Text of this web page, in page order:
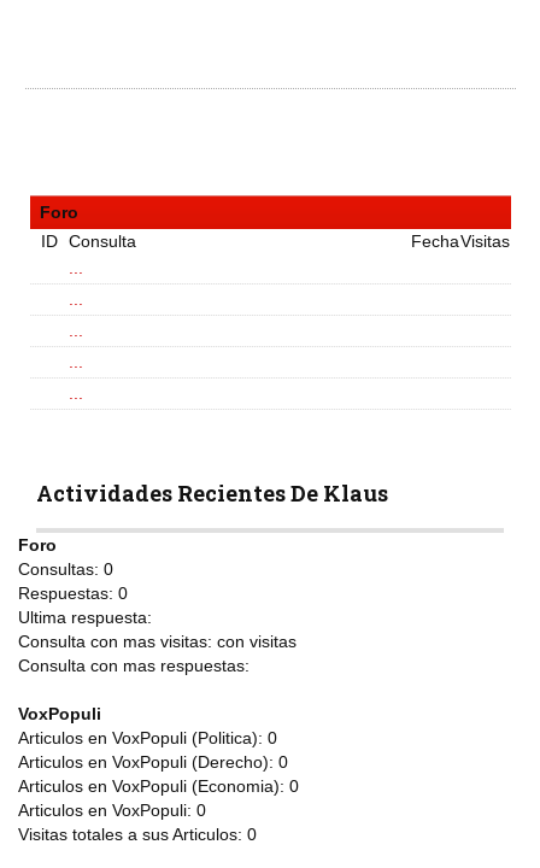
Foro
ID Consulta FechaVisitas
Actividades Recientes De Klaus
Foro
Consultas: 0
Respuestas: 0
Ultima respuesta:
Consulta con mas visitas: con visitas
Consulta con mas respuestas:
VoxPopuli
Articulos en VoxPopuli (Politica): 0
Articulos en VoxPopuli (Derecho): 0
Articulos en VoxPopuli (Economia): 0
Articulos en VoxPopuli: 0
Visitas totales a sus Articulos: 0